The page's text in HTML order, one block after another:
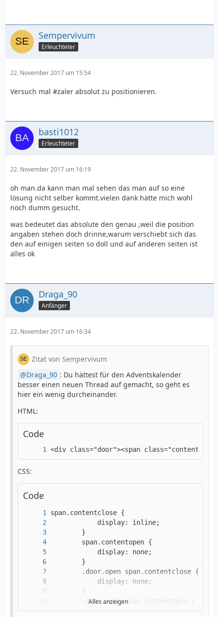
Sempervivum
Erleuchteter
22. November 2017 um 15:54
Versuch mal #zaler absolut zu positionieren.
basti1012
Erleuchteter
22. November 2017 um 16:19
oh man.da kann man mal sehen das man auf so eine
lösung nicht selber kommt.vielen dank hätte mich wohl
noch dumm gesucht.
was bedeutet das absolute den genau ,weil die position
angaben stehen doch drinne,warum verschiebt sich das
den auf einigen seiten so doll und auf anderen seiten ist
alles ok
Draga_90
Anfänger
22. November 2017 um 16:34
Zitat von Sempervivum
Draga_90 : Du hättest für den Adventskalender
besser einen neuen Thread auf gemacht, so geht es
hier ein wenig durcheinander.
HTML:
Code
<div class="door"><span
CSS:
Code
Alles anzeigen